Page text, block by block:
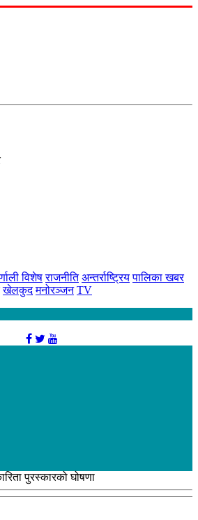
विशेष राजनीति अन्तर्राष्ट्रिय पालिका खबर
खेलकुद मनोरञ्जन TV
पुरस्कारको घोषणा